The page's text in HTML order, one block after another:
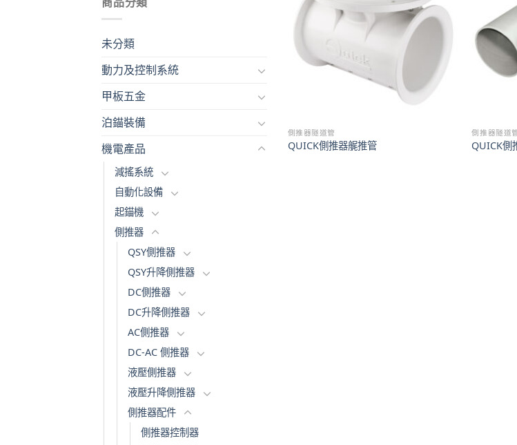
未分類
動力及控制系統
甲板五金
泊錨裝備
機電產品
減搖系統
自動化設備
起錨機
側推器
QSY側推器
QSY升降側推器
DC側推器
DC升降側推器
AC側推器
DC-AC 側推器
液壓側推器
液壓升降側推器
側推器配件
側推器控制器
側推器隧道管
QUICK側推器艉推管
側推器隧道
QUICK側